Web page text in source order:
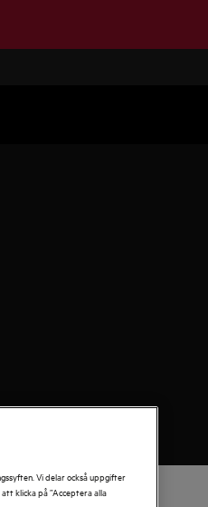
Vi delar också uppgifter
klicka på ”Acceptera alla